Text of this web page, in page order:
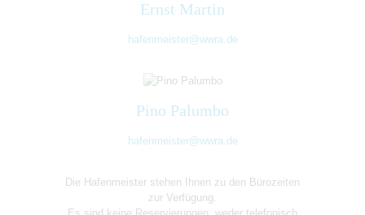
Ernst Martin
hafenmeister@wwra.de
Pino Palumbo
hafenmeister@wwra.de
Die Hafenmeister stehen Ihnen zu den Bürozeiten
zur Verfügung.